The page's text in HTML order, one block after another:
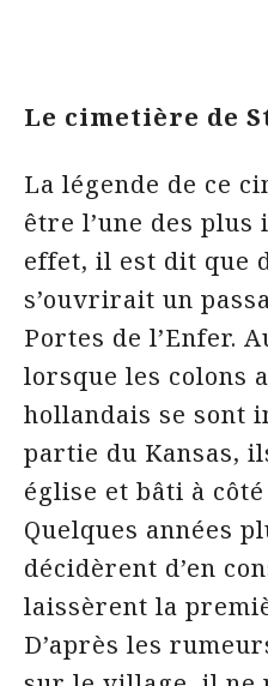
Le cimetière de
La légende de ce
être l’une des plus
effet, il est dit que
s’ouvrirait un
Portes de l’Enfer.
lorsque les colons
hollandais se sont
partie du Kansas,
église et bâti à
Quelques années
décidèrent d’en
laissèrent la
D’après les